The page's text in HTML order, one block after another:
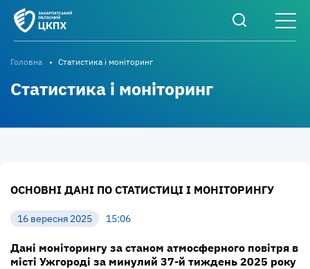
Головна Статистика і моніторинг
Статистика і моніторинг
ОСНОВНІ ДАНІ ПО СТАТИСТИЦІ І МОНІТОРИНГУ
16 вересня 2025 15:06
Дані моніторингу за станом атмосферного повітря в
місті Ужгороді за минулий 37-й тиждень 2025 року